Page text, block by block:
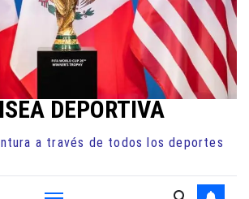
DEPORTIVA
a través de todos los deportes